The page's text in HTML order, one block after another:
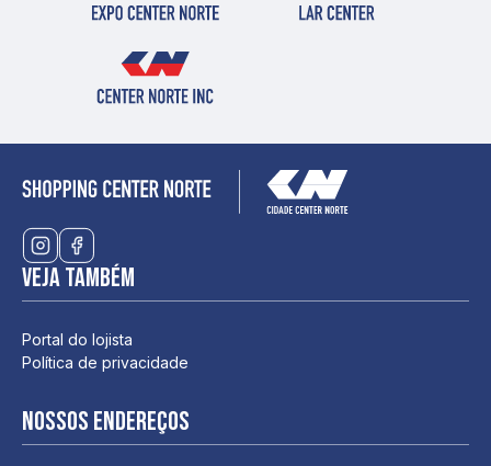
Veja também
Portal do lojista
Política de privacidade
Nossos endereços